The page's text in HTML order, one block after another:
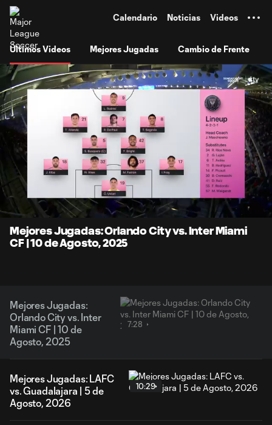
Calendario Noticias Videos
Últimos Videos Mejores Jugadas Cambio de Frente
Current
Time
0:07 Loaded 7:27
Unmute Subtitles
Mejores Jugadas: Orlando City vs. Inter Miami
CF | 10 de Agosto, 2025
Mejores Jugadas:
Orlando City vs. Inter
Miami CF | 10 de
Agosto, 2025
7:28
Mejores Jugadas: LAFC
vs. Guadalajara | 5 de
Agosto, 2026
10:29